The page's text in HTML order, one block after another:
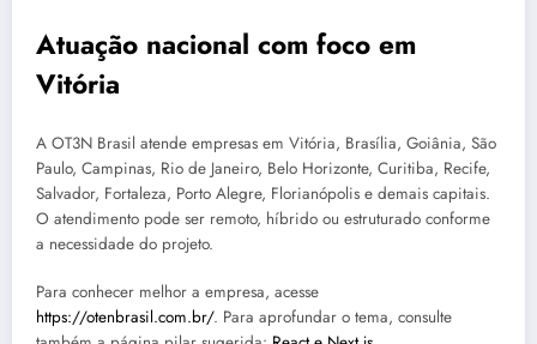
Atuação nacional com foco em
Vitória
A OT3N Brasil atende empresas em Vitória, Brasília, Goiânia, São
Paulo, Campinas, Rio de Janeiro, Belo Horizonte, Curitiba, Recife,
Salvador, Fortaleza, Porto Alegre, Florianópolis e demais capitais.
O atendimento pode ser remoto, híbrido ou estruturado conforme
a necessidade do projeto.
Para conhecer melhor a empresa, acesse
https://otenbrasil.com.br/. Para aprofundar o tema, consulte